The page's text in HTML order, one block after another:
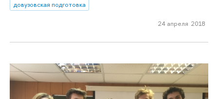
довузовская подготовка
24 апреля 2018